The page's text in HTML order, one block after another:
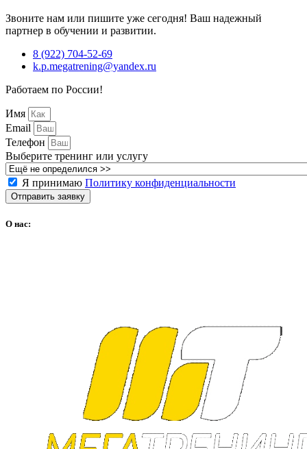
Звоните нам или пишите уже сегодня! Ваш надежный
партнер в обучении и развитии.
8 (922) 704-52-69
k.p.megatrening@yandex.ru
Работаем по России!
Имя
Email
Телефон
Выберите тренинг или услугу
Я принимаю Политику конфиденциальности
Отправить заявку
О нас: